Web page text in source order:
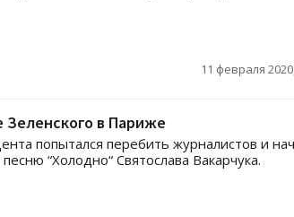
11 февраля
Зеленского в Париже
попытался перебить журналистов и
“Холодно“ Святослава Вакарчука.